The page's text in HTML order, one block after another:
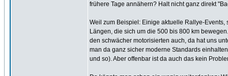
frühere Tage annähern? Halt nicht ganz direkt
Weil zum Beispiel: Einige aktuelle Rallye-
Längen, die sich um die 500 bis 800 km
den schwächer motorisierten auch, da hat uns
man da ganz sicher moderne Standards
und so). Aber offenbar ist da auch das kein